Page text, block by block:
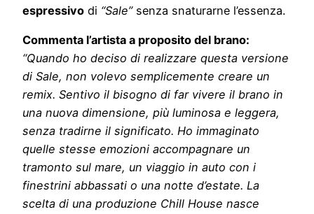
espressivo di “Sale”senza snaturarne l’essenza.
Commenta l’artista a proposito del brano:
“Quando ho deciso di realizzare questa versione
di Sale, non volevo semplicemente creare un
remix. Sentivo il bisogno di far vivere il brano in
una nuova dimensione, più luminosa e leggera,
senza tradirne il significato. Ho immaginato
quelle stesse emozioni accompagnare un
tramonto sul mare, un viaggio in auto con i
finestrini abbassati o una notte d’estate. La
scelta di una produzione Chill House nasce